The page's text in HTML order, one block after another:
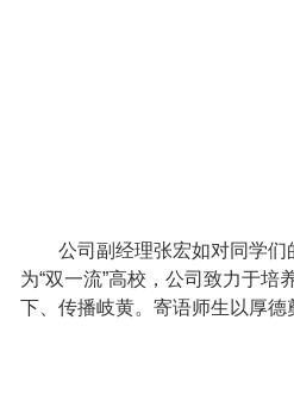
公司副经理张宏如对同学
为“双一流”高校，公司致力于
下、传播岐黄。寄语师生以厚德